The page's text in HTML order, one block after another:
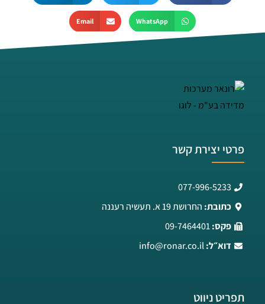
WhatsApp
Email
פרטי יצירת קשר
077-996-5233
כתובת: החרושת 19 א. תעשיה רעננה
פקס:09-7464401
דוא״ל: info@ronar.co.il
תפריט ניווט